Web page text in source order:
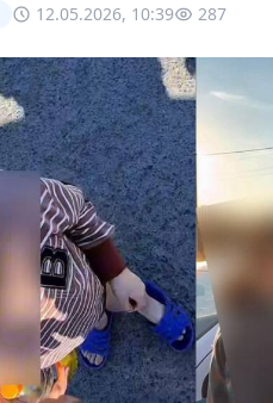
12.05.2026, 10:39 287